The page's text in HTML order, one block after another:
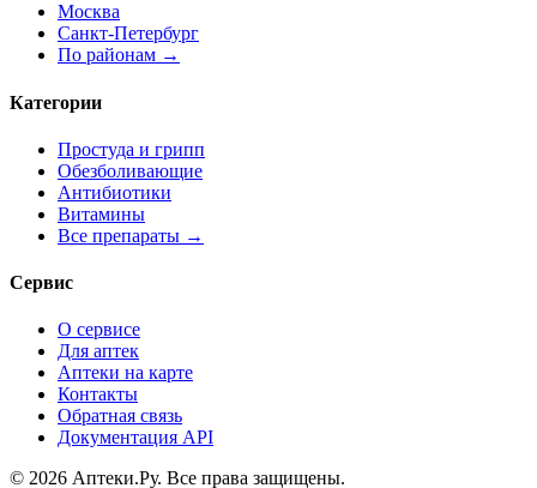
Москва
Санкт-Петербург
По районам →
Категории
Простуда и грипп
Обезболивающие
Антибиотики
Витамины
Все препараты →
Сервис
О сервисе
Для аптек
Аптеки на карте
Контакты
Обратная связь
Документация API
© 2026 Аптеки.Ру. Все права защищены.